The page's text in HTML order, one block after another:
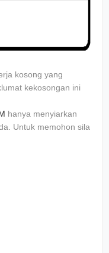
kosong yang
kekosongan ini
hanya menyiarkan
Untuk memohon sila